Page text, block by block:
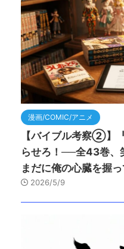
漫画/COMIC/アニメ
【バイブル考察②】
らせろ！──全43巻、
まだに俺の心臓を握
2026/5/9